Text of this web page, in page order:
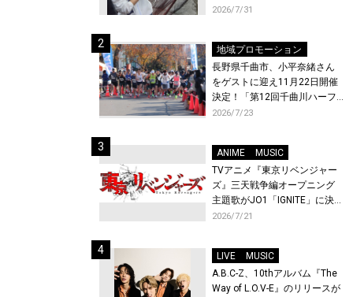
唯一の村・長生村で地引網を
2026/7/31
地域プロモーション
長野県千曲市、小平奈緒さん
をゲストに迎え11月22日開催
決定！「第12回千曲川ハーフ
マラソン」エントリー受付開
2026/7/23
ANIME
MUSIC
TVアニメ『東京リベンジャー
ズ』三天戦争編オープニング
主題歌がJO1「IGNITE」に決
定！メンバー全員から喜びと
先行上映会を開催！
2026/7/21
LIVE
MUSIC
A.B.C-Z、10thアルバム『The
Way of L.O.V-E』のリリースが